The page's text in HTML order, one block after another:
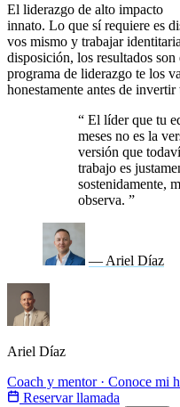
El liderazgo de alto impacto
innato. Lo que sí requiere es
vos mismo y trabajar
disposición, los resultados
programa de liderazgo te los
honestamente antes de
“ El líder que tu
meses no es la
versión que
trabajo es
sostenidamente,
observa. ”
— Ariel Díaz
Ariel Díaz
Coach y mentor · Conoce mi
Reservar llamada